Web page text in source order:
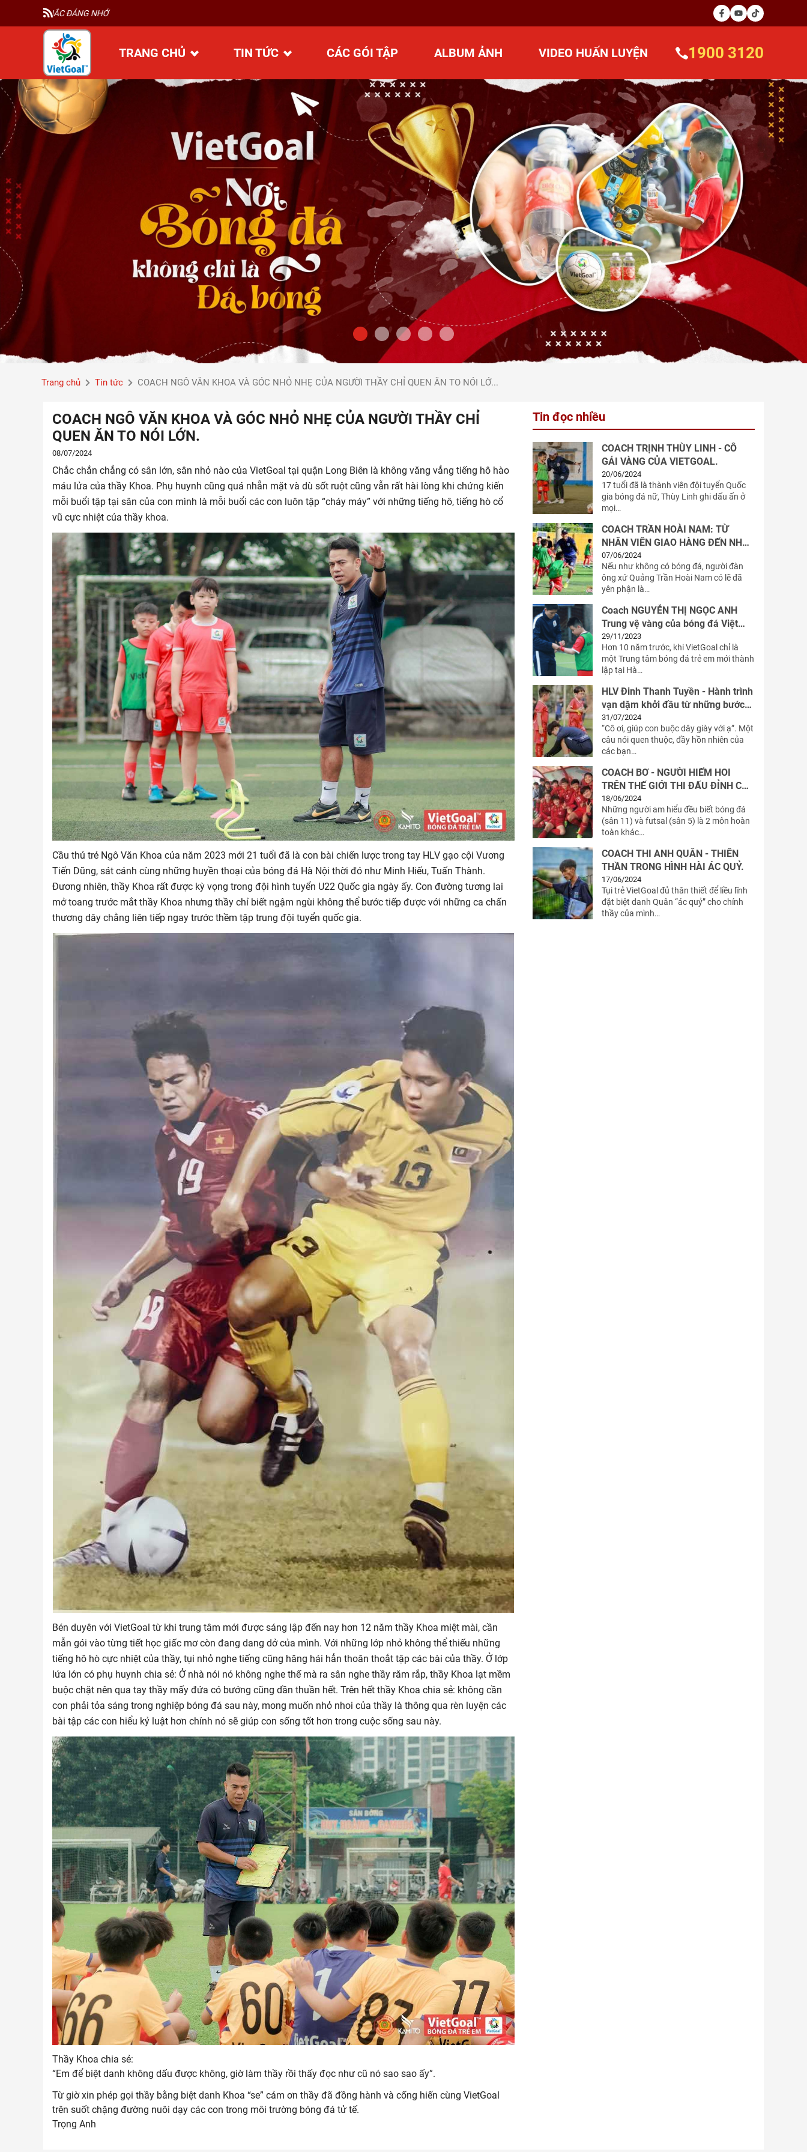
TRANG CHỦ TIN TỨC CÁC GÓI TẬP ALBUM ẢNH VIDEO HUẤN LUYỆN 1900 3120
Trang chủ Tin tức COACH NGÔ VĂN KHOA VÀ GÓC NHỎ NHẸ CỦA NGƯỜI THẦY CHỈ QUEN ĂN TO NÓI LỚ...
COACH NGÔ VĂN KHOA VÀ GÓC NHỎ NHẸ CỦA NGƯỜI THẦY CHỈ
QUEN ĂN TO NÓI LỚN.
08/07/2024
Chắc chắn chẳng có sân lớn, sân nhỏ nào của VietGoal tại quận Long Biên là không văng vẳng tiếng hô hào
máu lửa của thầy Khoa. Phụ huynh cũng quá nhẵn mặt và dù sốt ruột cũng vẫn rất hài lòng khi chứng kiến
mỗi buổi tập tại sân của con mình là mỗi buổi các con luôn tập “cháy máy” với những tiếng hô, tiếng hò cổ
vũ cực nhiệt của thầy khoa.
Cầu thủ trẻ Ngô Văn Khoa của năm 2023 mới 21 tuổi đã là con bài chiến lược trong tay HLV gạo cội Vương
Tiến Dũng, sát cánh cùng những huyền thoại của bóng đá Hà Nội thời đó như Minh Hiếu, Tuấn Thành.
Đương nhiên, thầy Khoa rất được kỳ vọng trong đội hình tuyển U22 Quốc gia ngày ấy. Con đường tương lai
mở toang trước mắt thầy Khoa nhưng thầy chỉ biết ngậm ngùi không thể bước tiếp được với những ca chấn
thương dây chằng liên tiếp ngay trước thềm tập trung đội tuyển quốc gia.
Bén duyên với VietGoal từ khi trung tâm mới được sáng lập đến nay hơn 12 năm thầy Khoa miệt mài, cần
mẫn gói vào từng tiết học giấc mơ còn đang dang dở của mình. Với những lớp nhỏ không thể thiếu những
tiếng hô hò cực nhiệt của thầy, tụi nhỏ nghe tiếng cũng hăng hái hẳn thoăn thoắt tập các bài của thầy. Ở lớp
lứa lớn có phụ huynh chia sẻ: Ở nhà nói nó không nghe thế mà ra sân nghe thầy răm rắp, thầy Khoa lạt mềm
buộc chặt nên qua tay thầy mấy đứa có bướng cũng dần thuần hết. Trên hết thầy Khoa chia sẻ: không cần
con phải tỏa sáng trong nghiệp bóng đá sau này, mong muốn nhỏ nhoi của thầy là thông qua rèn luyện các
bài tập các con hiểu kỷ luật hơn chính nó sẽ giúp con sống tốt hơn trong cuộc sống sau này.
Thầy Khoa chia sẻ:
“Em để biệt danh không dấu được không, giờ làm thầy rồi thấy đọc như cũ nó sao sao ấy”.
Từ giờ xin phép gọi thầy bằng biệt danh Khoa “se” cảm ơn thầy đã đồng hành và cống hiến cùng VietGoal
trên suốt chặng đường nuôi dạy các con trong môi trường bóng đá tử tế.
Trọng Anh
Tin đọc nhiều
COACH TRỊNH THÙY LINH - CÔ
GÁI VÀNG CỦA VIETGOAL.
20/06/2024
17 tuổi đã là thành viên đội tuyển Quốc
gia bóng đá nữ, Thùy Linh ghi dấu ấn ở
mọi…
COACH TRẦN HOÀI NAM: TỪ
NHÂN VIÊN GIAO HÀNG ĐẾN NHÀ
VÔ ĐỊCH QUỐC GIA.
07/06/2024
Nếu như không có bóng đá, người đàn
ông xứ Quảng Trần Hoài Nam có lẽ đã
yên phận là…
Coach NGUYỄN THỊ NGỌC ANH
Trung vệ vàng của bóng đá Việt
Nam
29/11/2023
Hơn 10 năm trước, khi VietGoal chỉ là
một Trung tâm bóng đá trẻ em mới thành
lập tại Hà…
HLV Đinh Thanh Tuyền - Hành trình
vạn dặm khởi đầu từ những bước
chân
31/07/2024
“Cô ơi, giúp con buộc dây giày với ạ”. Một
câu nói quen thuộc, đầy hồn nhiên của
các bạn…
COACH BƠ - NGƯỜI HIẾM HOI
TRÊN THẾ GIỚI THI ĐẤU ĐỈNH CAO
CẢ Ở SÂN 11 VÀ FUTSAL
18/06/2024
Những người am hiểu đều biết bóng đá
(sân 11) và futsal (sân 5) là 2 môn hoàn
toàn khác…
COACH THI ANH QUÂN - THIÊN
THẦN TRONG HÌNH HÀI ÁC QUỶ.
17/06/2024
Tụi trẻ VietGoal đủ thân thiết để liều lĩnh
đặt biệt danh Quân “ác quỷ” cho chính
thầy của mình…